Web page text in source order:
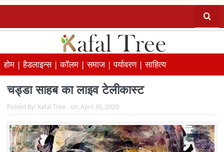
होम |हैडलाइन्स |कॉलम |समाज |पर्यावरण |साहित्य
चड्डा साहब का लाइव टेलीकास्ट
Posted By: Kafal Tree on: April 30, 2020